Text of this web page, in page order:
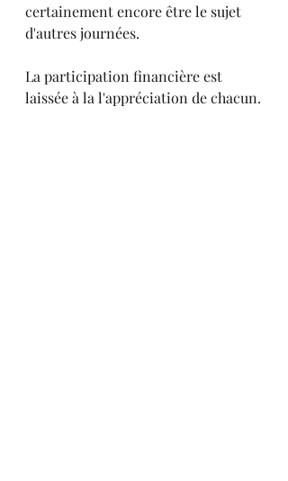
certainement encore être le sujet
d'autres journées.
La participation financière est
laissée à la l'appréciation de chacun.